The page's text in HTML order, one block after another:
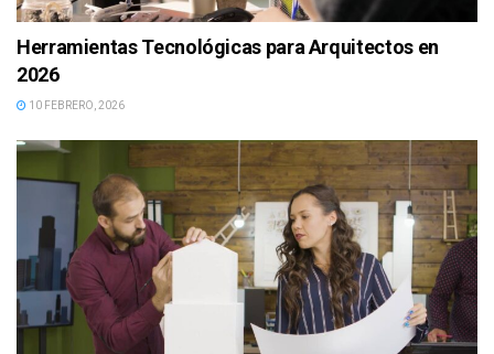
Herramientas Tecnológicas para Arquitectos en
2026
10 FEBRERO, 2026